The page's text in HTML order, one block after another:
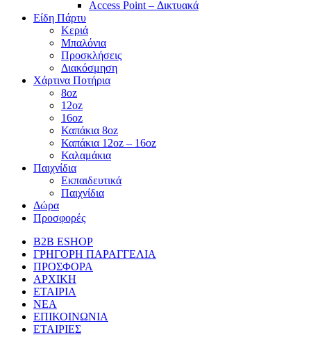
Access Point – Δικτυακά
Είδη Πάρτυ
Κεριά
Μπαλόνια
Προσκλήσεις
Διακόσμηση
Χάρτινα Ποτήρια
8oz
12oz
16oz
Καπάκια 8oz
Καπάκια 12oz – 16oz
Καλαμάκια
Παιχνίδια
Εκπαιδευτικά
Παιχνίδια
Δώρα
Προσφορές
B2B ESHOP
ΓΡΗΓΟΡΗ ΠΑΡΑΓΓΕΛΙΑ
ΠΡΟΣΦΟΡΑ
ΑΡΧΙΚΗ
ΕΤΑΙΡΙΑ
ΝΕΑ
ΕΠΙΚΟΙΝΩΝΙΑ
ΕΤΑΙΡΙΕΣ